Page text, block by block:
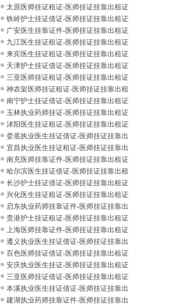
件太原医师挂证租证-医师挂证挂靠出租证
件铁岭护士挂证借证-医师挂证挂靠出租证
件广安医生挂靠证件-医师挂证挂靠出租证
件九江医生挂证租证-医师挂证挂靠出租证
件来宾医生挂证租证-医师挂证挂靠出租证
件天津护士挂证借证-医师挂证挂靠出租证
件三亚医师挂证租证-医师挂证挂靠出租证
件神农架医师挂证租证-医师挂证挂靠出租
证件南宁护士挂证借证-医师挂证挂靠出租证
件玉林执业药师挂证-医师挂证挂靠出租证
件沭阳医生挂证租证-医师挂证挂靠出租证
件娄底执业医生挂证借证-医师挂证挂靠出
租证宜昌执业医生挂证租证-医师挂证挂靠出
租证南充医师挂靠证件-医师挂证挂靠出租证
件哈尔滨医生挂证借证-医师挂证挂靠出租
证件长沙护士挂证借证-医师挂证挂靠出租证
件兴化医生挂证租证-医师挂证挂靠出租证
件 启东执业药师挂靠证件-医师挂证挂靠出
租证贵港护士挂证租证-医师挂证挂靠出租证
件 上海医师挂靠证件-医师挂证挂靠出租证
件遵义执业医生挂证借证-医师挂证挂靠出
租证百色医师挂证借证-医师挂证挂靠出租证
件安庆执业医生挂证-医师挂证挂靠出租证
件三亚医师挂证借证-医师挂证挂靠出租证
件本溪执业医生挂证借证-医师挂证挂靠出
租证建湖执业药师挂靠证件-医师挂证挂靠出